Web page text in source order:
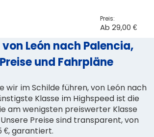
Preis:
Ab 29,00 €
León nach Palencia,
und Fahrpläne
wir im Schilde führen, von León nach
Klasse im Highspeed ist die
am wenigsten preiswerter Klasse
Preise sind transparent, von
€, garantiert.